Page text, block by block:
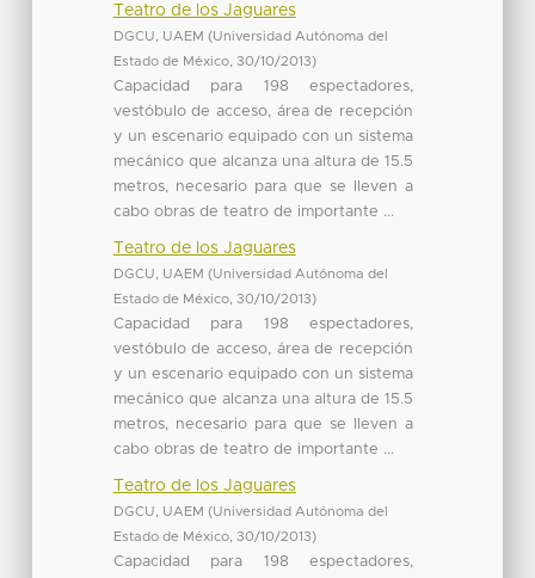
Teatro de los Jaguares
DGCU, UAEM (Universidad Autónoma del
Estado de México, 30/10/2013)
Capacidad para 198 espectadores,
vestóbulo de acceso, área de recepción
y un escenario equipado con un sistema
mecánico que alcanza una altura de 15.5
metros, necesario para que se lleven a
cabo obras de teatro de importante ...
Teatro de los Jaguares
DGCU, UAEM (Universidad Autónoma del
Estado de México, 30/10/2013)
Capacidad para 198 espectadores,
vestóbulo de acceso, área de recepción
y un escenario equipado con un sistema
mecánico que alcanza una altura de 15.5
metros, necesario para que se lleven a
cabo obras de teatro de importante ...
Teatro de los Jaguares
DGCU, UAEM (Universidad Autónoma del
Estado de México, 30/10/2013)
Capacidad para 198 espectadores,